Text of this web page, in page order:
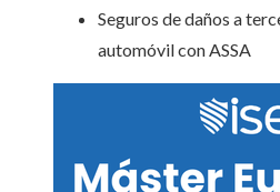
Seguros de daños a
automóvil con ASSA